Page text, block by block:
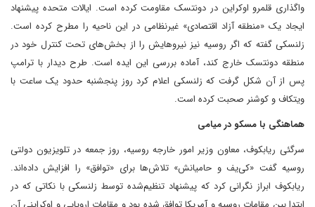
واگذاری قلمرو اوکراین در دونتسک مقاومت کرده است. ایالات متحده پیشنهاد
ایجاد یک «منطقه آزاد اقتصادی» غیرنظامی در این ناحیه را مطرح کرده است.
زلنسکی گفته ‌که اگر روسیه نیز نیروهایش را از بخش‌های تحت کنترل خود در
منطقه دونتسک خارج کند، آماده بررسی این ایده است. طرح دیدار با ترامپ
پس از آن شکل گرفت که زلنسکی اعلام کرد روز پنجشنبه حدود یک ساعت با
ویتکاف و کوشنر صحبت کرده است.
هماهنگی با مسکو در میامی
سرگئی ریابکوف، معاون وزیر امور خارجه روسیه، روز جمعه در تلویزیون دولتی
روسیه گفت‌ «کی‌یف و حامیانش» تلاش‌ها برای «توافق» را افزایش داده‌اند.
ریابکوف ابراز نگرانی کرد که پیشنهاد تنظیم‌شده توسط زلنسکی با نکاتی که در